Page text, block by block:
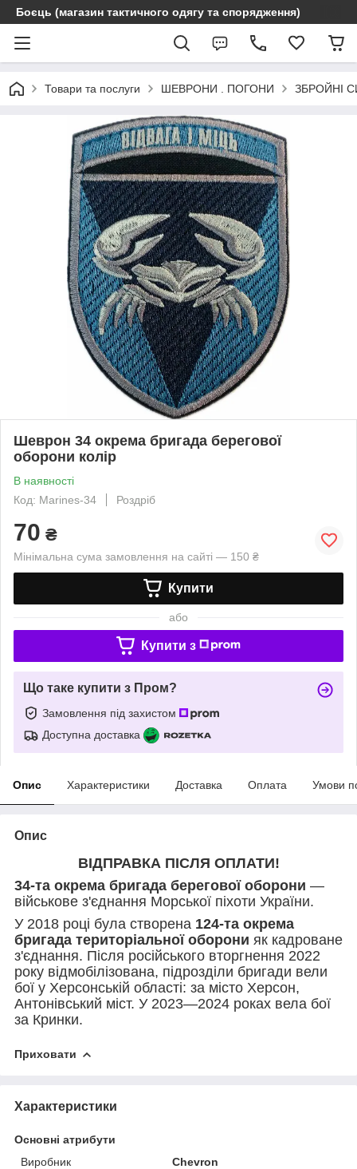
Боєць (магазин тактичного одягу та спорядження)
Товари та послуги ШЕВРОНИ . ПОГОНИ ЗБРОЙНІ
Шеврон 34 окрема бригада берегової
оборони колір
В наявності
Код: Marines-34
Роздріб
70 ₴
Мінімальна сума замовлення на сайті — 150 ₴
Купити
або
Купити з
Що таке купити з Пром?
Замовлення під захистом
Доступна доставка
Опис Характеристики Доставка Оплата Умови
Опис
ВІДПРАВКА ПІСЛЯ ОПЛАТИ!
34-та окрема бригада берегової оборони —
військове з'єднання Морської піхоти України.
У 2018 році була створена 124-та окрема
бригада територіальної оборони як кадроване
з'єднання. Після російського вторгнення 2022
року відмобілізована, підрозділи бригади вели
бої у Херсонській області: за місто Херсон,
Антонівський міст. У 2023—2024 роках вела бої
за Кринки.
Приховати
Характеристики
Основні атрибути
Виробник
Chevron